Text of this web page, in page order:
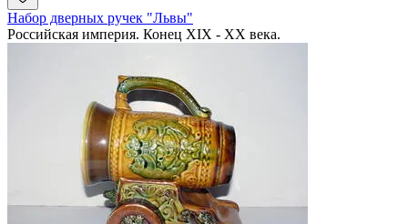
Набор дверных ручек "Львы"
Российская империя. Конец XIX - ХХ века.